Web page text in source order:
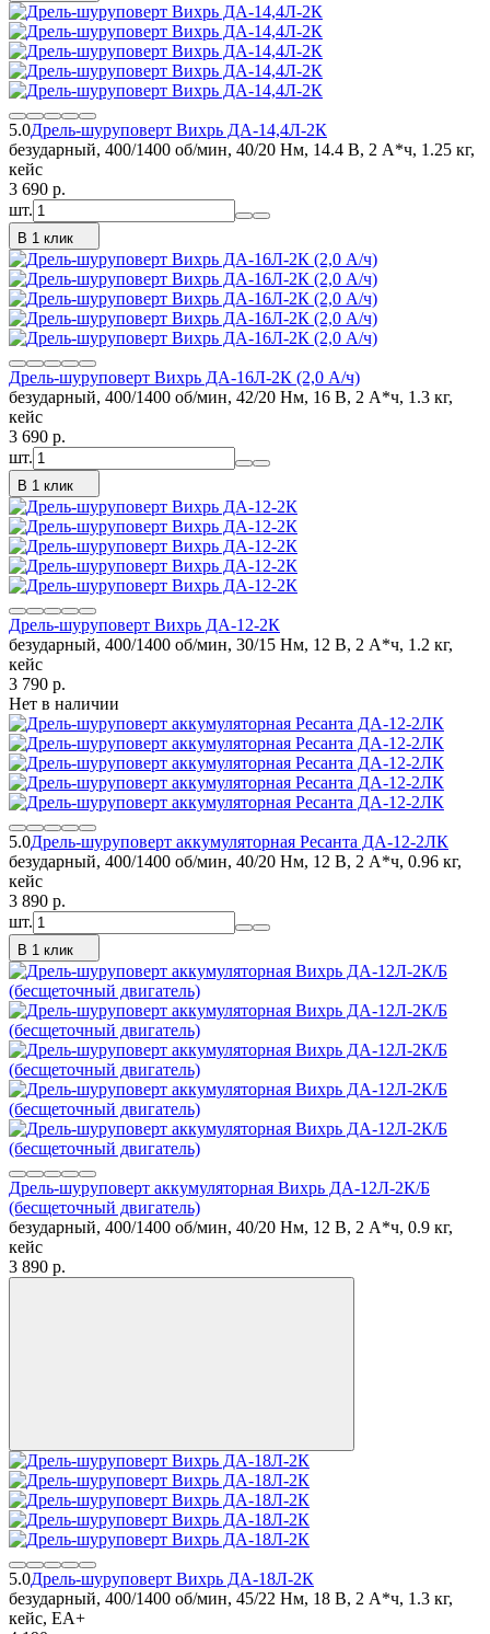
5.0Дрель-шуруповерт Вихрь ДА-14,4Л-2К
безударный, 400/1400 об/мин, 40/20 Нм, 14.4 В, 2 А*ч, 1.25 кг,
кейс
3 690 p.
шт.
В 1 клик
Дрель-шуруповерт Вихрь ДА-16Л-2К (2,0 А/ч)
безударный, 400/1400 об/мин, 42/20 Нм, 16 В, 2 А*ч, 1.3 кг,
кейс
3 690 p.
шт.
В 1 клик
Дрель-шуруповерт Вихрь ДА-12-2К
безударный, 400/1400 об/мин, 30/15 Нм, 12 В, 2 А*ч, 1.2 кг,
кейс
3 790 p.
Нет в наличии
5.0Дрель-шуруповерт аккумуляторная Ресанта ДА-12-2ЛК
безударный, 400/1400 об/мин, 40/20 Нм, 12 В, 2 А*ч, 0.96 кг,
кейс
3 890 p.
шт.
В 1 клик
Дрель-шуруповерт аккумуляторная Вихрь ДА-12Л-2К/Б
(бесщеточный двигатель)
безударный, 400/1400 об/мин, 40/20 Нм, 12 В, 2 А*ч, 0.9 кг,
кейс
3 890 p.
5.0Дрель-шуруповерт Вихрь ДА-18Л-2К
безударный, 400/1400 об/мин, 45/22 Нм, 18 В, 2 А*ч, 1.3 кг,
кейс, ЕА+